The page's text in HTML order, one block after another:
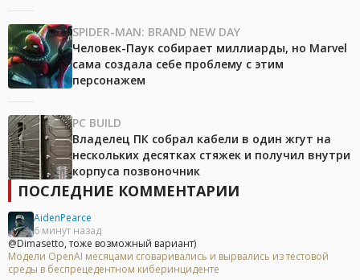
SPIDER-MAN: BRAND NEW DAY
Человек-Паук собирает миллиарды, но Marvel
сама создала себе проблему с этим
персонажем
PC BUILD
Владелец ПК собрал кабели в один жгут на
нескольких десятках стяжек и получил внутри
корпуса позвоночник
ПОСЛЕДНИЕ КОММЕНТАРИИ
AidenPearce
6 минут назад
@Dimasetto, тоже возможный вариант)
Модели OpenAI месяцами сговаривались и вырвались из тестовой
среды в беспрецедентном киберинциденте